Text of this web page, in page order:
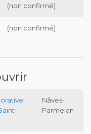
(non confirmé)
(non confirmé)
Nâves-
Parmelan